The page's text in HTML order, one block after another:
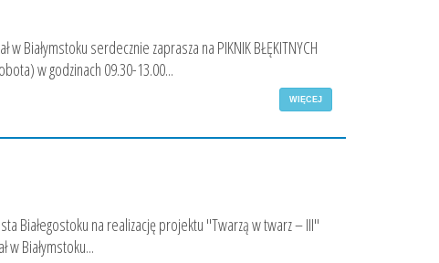
Białymstoku serdecznie zaprasza na PIKNIK BŁĘKITNYCH
w godzinach 09.30-13.00...
WIĘCEJ
Białegostoku na realizację projektu "Twarzą w twarz – III"
w Białymstoku...